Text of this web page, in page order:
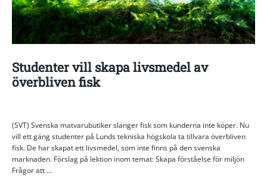
Studenter vill skapa livsmedel av
överbliven fisk
(SVT) Svenska matvarubutiker slänger fisk som kunderna inte köper. Nu
vill ett gäng studenter på Lunds tekniska högskola ta tillvara överbliven
fisk. De har skapat ett livsmedel, som inte finns på den svenska
marknaden. Förslag på lektion inom temat: Skapa förståelse för miljön
Frågor att ...